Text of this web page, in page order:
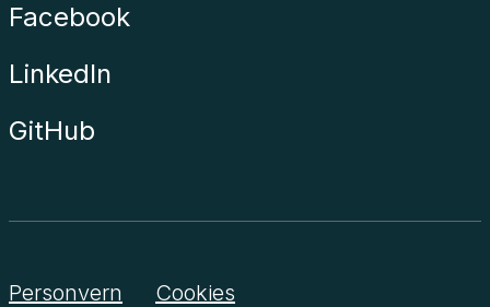
Facebook
LinkedIn
GitHub
Personvern Cookies